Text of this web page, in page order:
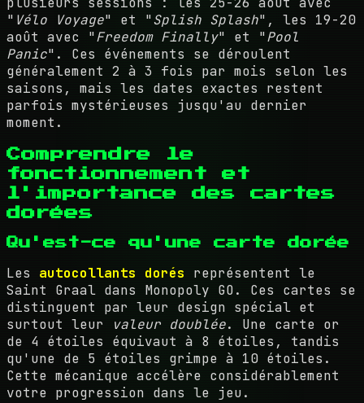
" Vélo Voyage" et "Splish Splash", les 19-20
août avec "Freedom Finally" et "Pool
Panic". Ces événements se déroulent
généralement 2 à 3 fois par mois selon les
saisons, mais les dates exactes restent
parfois mystérieuses jusqu'au dernier
moment.
Comprendre le
fonctionnement et
l'importance des cartes
dorées
Qu'est-ce qu'une carte dorée
Les autocollants dorés représentent le
Saint Graal dans Monopoly GO. Ces cartes se
distinguent par leur design spécial et
surtout leur
valeur doublée. Une carte or
de 4 étoiles équivaut à 8 étoiles, tandis
qu'une de 5 étoiles grimpe à 10 étoiles.
Cette mécanique accélère considérablement
votre progression dans le jeu.